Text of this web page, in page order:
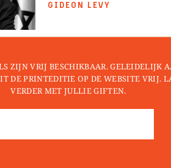
GIDEON LEVY
ZIJN VRIJ BESCHIKBAAR. GELEIDELIJK
DE PRINTEDITIE OP DE WEBSITE VRIJ.
VERDER MET JULLIE GIFTEN.